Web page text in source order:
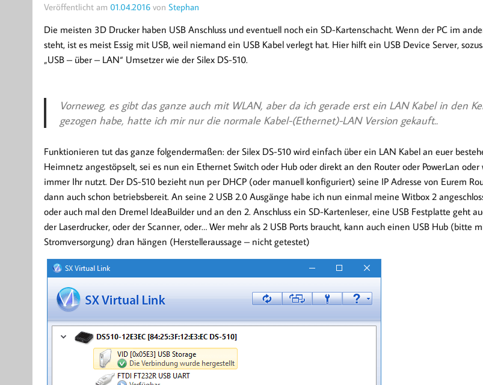
Veröffentlicht am 01.04.2016von Stephan
Die meisten 3D Drucker haben USB Anschluss und eventuell noch ein SD-Kartenschacht. Wenn der PC im
steht, ist es meist Essig mit USB, weil niemand ein USB Kabel verlegt hat. Hier hilft ein USB Device Server,
„USB – über – LAN“ Umsetzer wie der Silex DS-510.
Vorneweg, es gibt das ganze auch mit WLAN, aber da ich gerade erst ein LAN Kabel in den
gezogen habe, hatte ich mir nur die normale Kabel-(Ethernet)-LAN Version gekauft..
Funktionieren tut das ganze folgendermaßen: der Silex DS-510 wird einfach über ein LAN Kabel an euer
Heimnetz angestöpselt, sei es nun ein Ethernet Switch oder Hub oder direkt an den Router oder PowerLan oder
immer Ihr nutzt. Der DS-510 bezieht nun per DHCP (oder manuell konfiguriert) seine IP Adresse von Eurem
dann auch schon betriebsbereit. An seine 2 USB 2.0 Ausgänge habe ich nun einmal meine Witbox 2
oder auch mal den Dremel IdeaBuilder und an den 2. Anschluss ein SD-Kartenleser, eine USB Festplatte geht
der Laserdrucker, oder der Scanner, oder… Wer mehr als 2 USB Ports braucht, kann auch einen USB Hub (bitte
Stromversorgung) dran hängen (Herstelleraussage – nicht getestet)